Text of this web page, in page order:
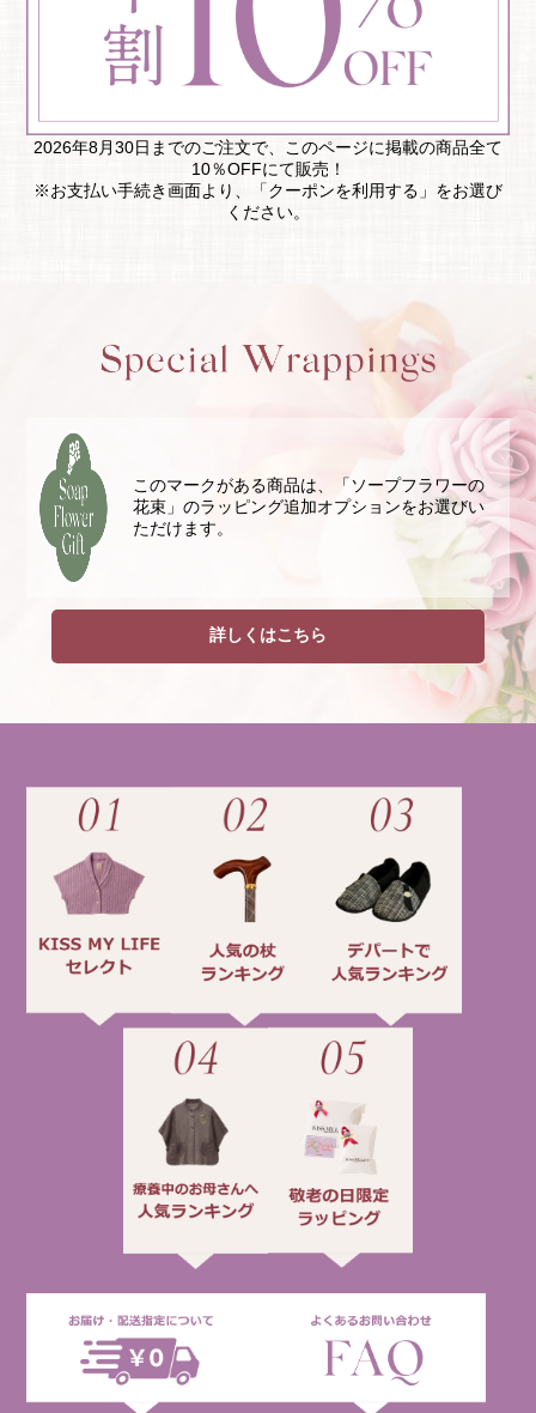
2026年8月30日までのご注文で、このページに掲載の商品全て
10％OFFにて販売！
※お支払い手続き画面より、「クーポンを利用する」をお選び
ください。
このマークがある商品は、「ソープフラワーの
花束」のラッピング追加オプションをお選びい
ただけます。
詳しくはこちら